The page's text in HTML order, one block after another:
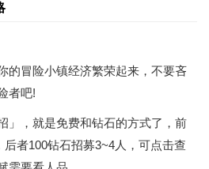
的冒险小镇经济繁荣起来，不要吝
者吧!
」，就是免费和钻石的方式了，前
者100钻石招募3~4人，可点击查